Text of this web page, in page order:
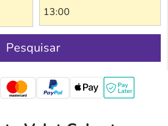
Pesquisar
mastercard